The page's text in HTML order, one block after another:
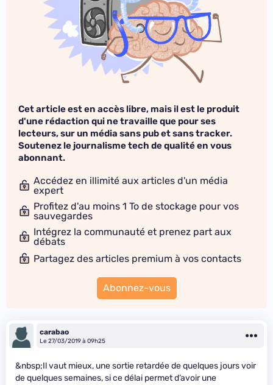
Cet article est en accès libre, mais il est le produit
d'une rédaction qui ne travaille que pour ses
lecteurs, sur un média sans pub et sans tracker.
Soutenez le journalisme tech de qualité en vous
abonnant.
Accédez en illimité aux articles d'un média
expert
Profitez d'au moins 1 To de stockage pour vos
sauvegardes
Intégrez la communauté et prenez part aux
débats
Partagez des articles premium à vos contacts
Abonnez-vous
carabao
Le 27/03/2019 à 09h25
&nbsp;Il vaut mieux, une sortie retardée de quelques jours voir
de quelques semaines, si ce délai permet d’avoir une